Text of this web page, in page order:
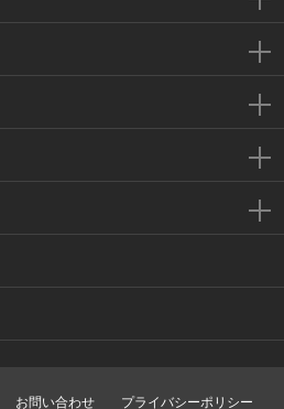
お問い合わせ プライバシーポリシー